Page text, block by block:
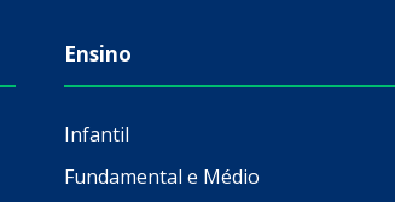
Ensino
Infantil
Fundamental e Médio